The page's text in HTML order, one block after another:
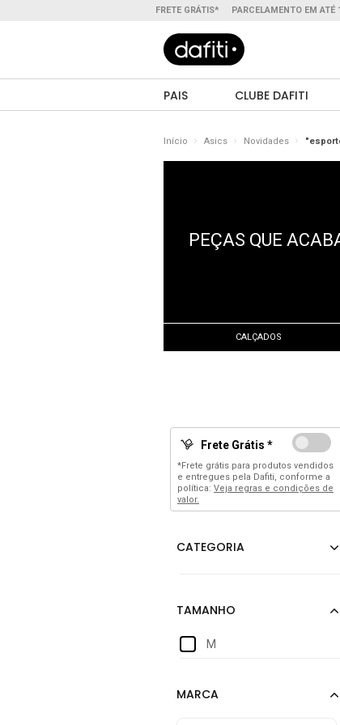
FRETE GRÁTIS* PARCELAMENTO EM ATÉ
PAIS CLUBE DAFITI
Início Asics Novidades
PEÇAS QUE
CALÇADOS
Frete Grátis *
*Frete grátis para produtos vendidos
e entregues pela Dafiti, conforme a
política: Veja regras e condições de
valor.
M